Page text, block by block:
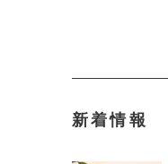
新着情報